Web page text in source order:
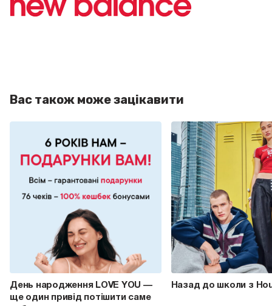
Вас також може зацікавити
День народження LOVE YOU —
ще один привід потішити саме
Назад до школи з